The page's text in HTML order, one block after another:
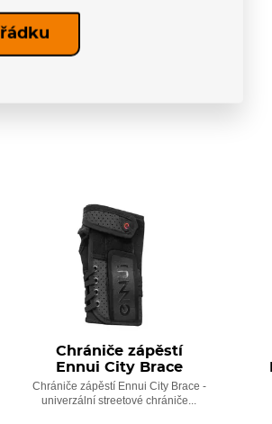
Chrániče zápěstí
Ennui City Brace
Chrániče zápěstí Ennui City Brace -
univerzální streetové chrániče...